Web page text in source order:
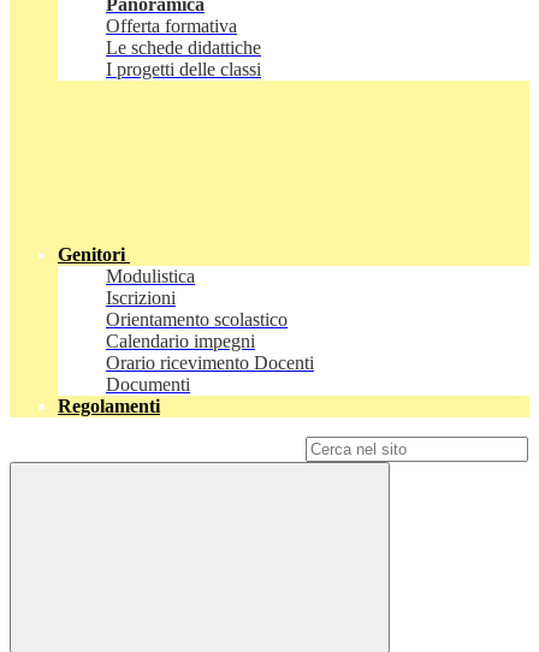
Panoramica
Offerta formativa
Le schede didattiche
I progetti delle classi
Genitori
Modulistica
Iscrizioni
Orientamento scolastico
Calendario impegni
Orario ricevimento Docenti
Documenti
Regolamenti